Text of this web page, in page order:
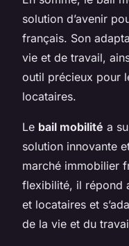
solution d’avenir
français. Son
vie et de travail,
outil précieux pour
locataires.
Le bail mobilité a
solution innovante
marché immobilier
flexibilité, il répond
et locataires et
de la vie et du